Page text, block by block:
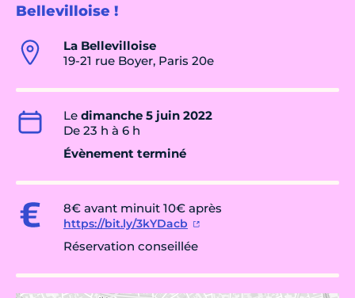
Bellevilloise !
La Bellevilloise
19-21 rue Boyer, Paris 20e
Le dimanche 5 juin 2022
De 23 h à 6 h
Évènement terminé
8€ avant minuit 10€ après
https://bit.ly/3kYDacb
Réservation conseillée